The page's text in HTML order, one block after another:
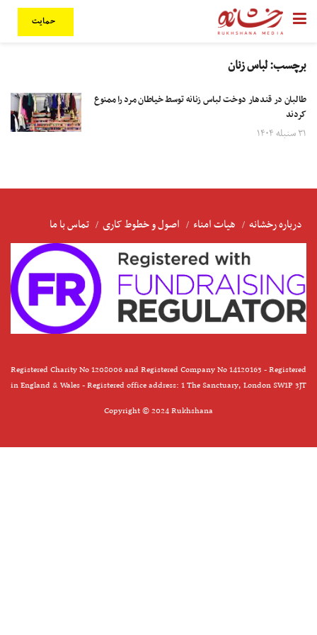
حمایت
برچسب:لباس زنان
طالبان در قندهار دوخت لباس زنانه توسط خیاطان مرد را ممنوع
کردند
۳۱ سنبله ۱۴۰۴
درباره رخشانه هیات امناء اصول و خطوط کاری تماس با ما
Registered Charity No 1208006 and Registered Company No 14120163 - Registered
in England & Wales - Registered office address: 1 The Sanctuary, London SW1P 3JT
Copyright © 2024 Rukhshana